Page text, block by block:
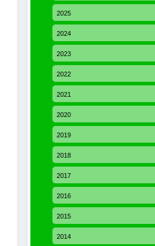
2025
2024
2023
2022
2021
2020
2019
2018
2017
2016
2015
2014